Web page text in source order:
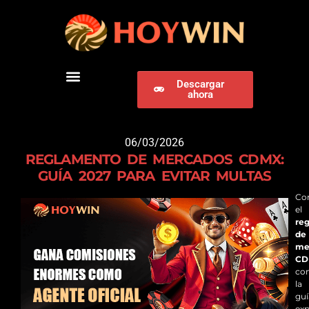
Descargar
ahora
06/03/2026
REGLAMENTO DE MERCADOS CDMX:
GUÍA 2027 PARA EVITAR MULTAS
el
de
la